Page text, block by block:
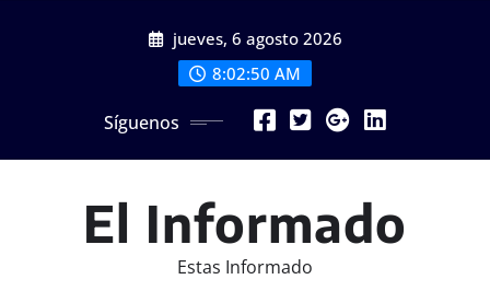
jueves, 6 agosto 2026
8:02:52 AM
Síguenos
El Informado
Estas Informado